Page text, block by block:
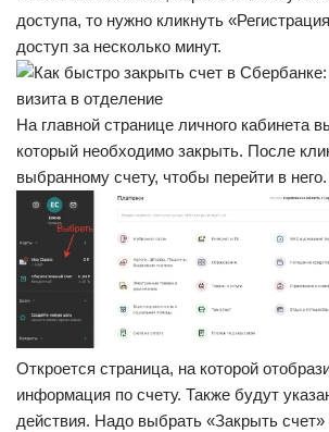
доступа, то нужно кликнуть
доступ за несколько минут.
На главной странице личного кабинета
который необходимо закрыть. После
выбранному счету, чтобы перейти в него.
Откроется страница, на которой
информация по счету. Также будут
действия. Надо выбрать «Закрыть счет»